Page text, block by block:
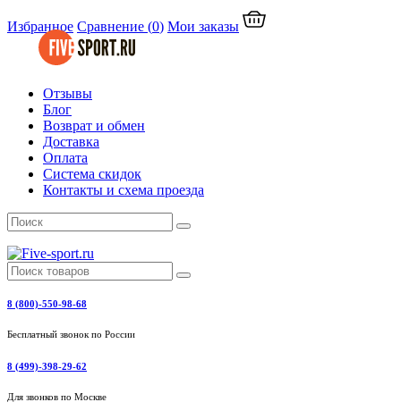
Избранное Сравнение (0) Мои заказы
Отзывы
Блог
Возврат и обмен
Доставка
Оплата
Система скидок
Контакты и схема проезда
8 (800)-550-98-68
Бесплатный звонок по России
8 (499)-398-29-62
Для звонков по Москве